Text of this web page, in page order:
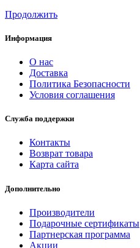
Продолжить
Информация
О нас
Доставка
Политика Безопасности
Условия соглашения
Служба поддержки
Контакты
Возврат товара
Карта сайта
Дополнительно
Производители
Подарочные сертификаты
Партнерская программа
Акции